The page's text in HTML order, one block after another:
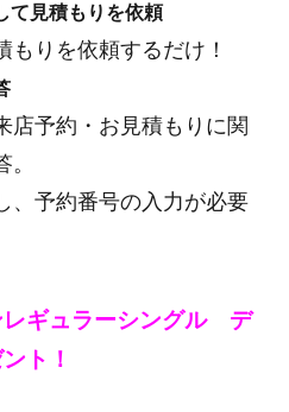
て見積もりを依頼
もりを依頼するだけ！
店予約・お見積もりに関
、予約番号の入力が必要
レギュラーシングル デ
ト！